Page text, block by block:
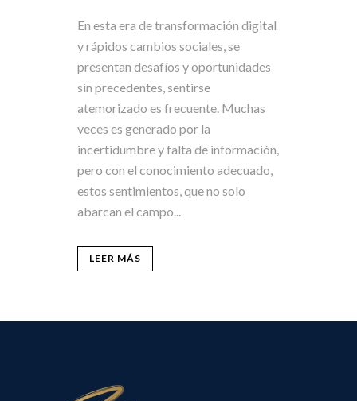
En esta era de transformación digital
y rápidos cambios sociales, se
presentan desafíos y oportunidades
sin precedentes, sentirse
atemorizado es frecuente. Muchas
veces es generado por la
incertidumbre y falta de información,
pero con el conocimiento adecuado,
estos sentimientos, que no solo
abarcan el campo...
LEER MÁS